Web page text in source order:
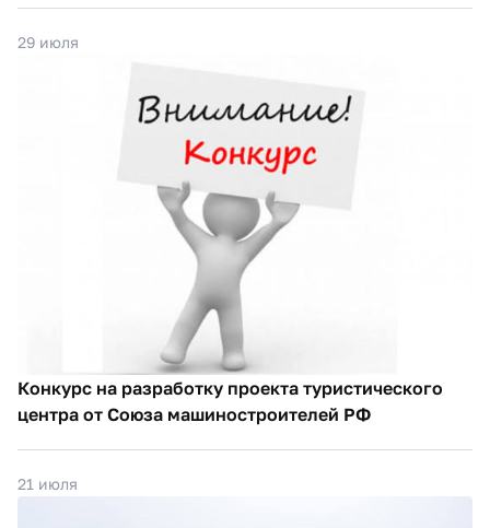
29 июля
Конкурс на разработку проекта туристического
центра от Союза машиностроителей РФ
21 июля